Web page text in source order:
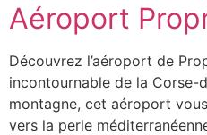
Aéroport
Découvrez l’aéroport de
incontournable de la Corse-
montagne, cet aéroport
vers la perle